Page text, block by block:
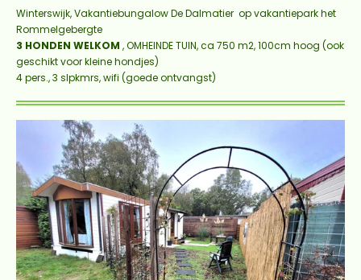
Winterswijk, VakantiebungalowDe Dalmatier op vakantiepark het
Rommelgebergte
3 HONDEN WELKOM , OMHEINDE TUIN, ca 750 m2, 100cm hoog (ook
geschikt voor kleine hondjes)
4 pers., 3 slpkmrs, wifi (goede ontvangst)